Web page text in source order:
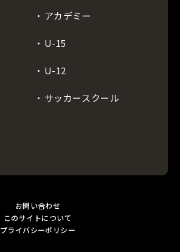
アカデミー
U-15
U-12
サッカースクール
お問い合わせ
このサイトについて
プライバシーポリシー